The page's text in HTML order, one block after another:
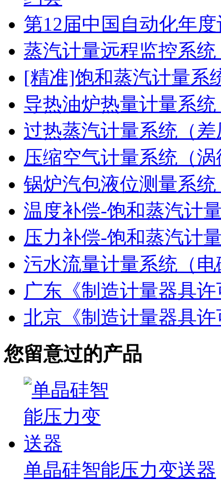
第12届中国自动化年
蒸汽计量远程监控系
[精准]饱和蒸汽计量系
导热油炉热量计量系
过热蒸汽计量系统（
压缩空气计量系统（
锅炉汽包液位测量系
温度补偿-饱和蒸汽计
压力补偿-饱和蒸汽计
污水流量计量系统（
广东《制造计量器具
北京《制造计量器具
您留意过的产品
单晶硅智能压力变送器